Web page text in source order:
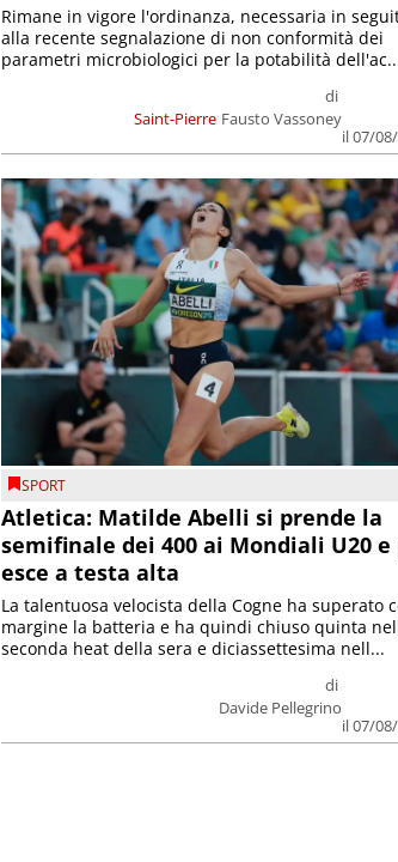
Saint-Pierre
di
Fausto Vassoney
il 07/
Rimane in vigore l'ordinanza, necessaria in
alla recente segnalazione di non conformità dei
parametri microbiologici per la potabilità
SPORT
Atletica: Matilde Abelli si prende la
semifinale dei 400 ai Mondiali U20 e
esce a testa alta
di
Davide Pellegrino
il 07/
La talentuosa velocista della Cogne ha superato
margine la batteria e ha quindi chiuso quinta
seconda heat della sera e diciassettesima nell...